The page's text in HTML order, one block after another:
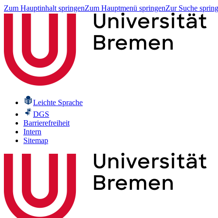
Zum Hauptinhalt springenZum Hauptmenü springenZur Suche
Leichte Sprache
DGS
Barrierefreiheit
Intern
Sitemap